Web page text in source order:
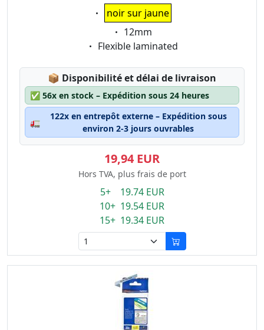
Eigenschaft:
noir sur jaune
Eigenschaft:
12mm
Eigenschaft:
Flexible laminated
📦 Lagerstatus:
Disponibilité et délai de livraison
✅ 56x en stock – Expédition sous 24 heures
🚛
122x en entrepôt externe – Expédition sous
environ 2-3 jours ouvrables
19,94 EUR
Hors TVA, plus frais de port
5+ 19.74 EUR
10+ 19.54 EUR
15+ 19.34 EUR